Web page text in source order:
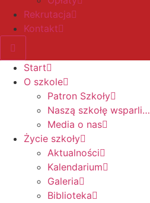
Rekrutacja
Kontakt
Start
O szkole
Patron Szkoły
Naszą szkołę wsparli…
Media o nas
Życie szkoły
Aktualności
Kalendarium
Galeria
Biblioteka